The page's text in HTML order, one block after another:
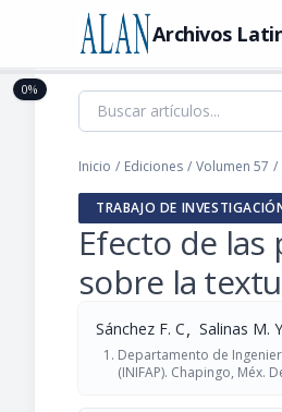
Archivos
Inicio / Ediciones / Volumen 57 /
TRABAJO DE
Efecto de
sobre la
Sánchez F. C, Salinas M. Y
Departamento de
(INIFAP). Chapingo, Méx.
0%